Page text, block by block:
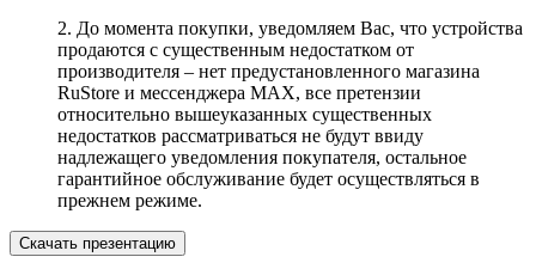
2. До момента покупки, уведомляем Вас, что устройства
продаются с существенным недостатком от
производителя – нет предустановленного магазина
RuStore и мессенджера MAX, все претензии
относительно вышеуказанных существенных
недостатков рассматриваться не будут ввиду
надлежащего уведомления покупателя, остальное
гарантийное обслуживание будет осуществляться в
прежнем режиме.
Скачать презентацию